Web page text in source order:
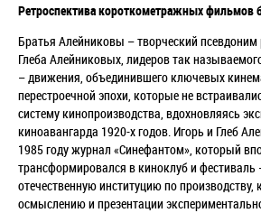
Ретроспектива короткометражных фильмов
Братья Алейниковы – творческий псевдоним
Глеба Алейниковых, лидеров так
– движения, объединившего ключевых
перестроечной эпохи, которые не
систему кинопроизводства, вдохновляясь
киноавангарда 1920-х годов. Игорь и Глеб
1985 году журнал «Синефантом», который
трансформировался в киноклуб и фестиваль
отечественную институцию по производству,
осмыслению и презентации